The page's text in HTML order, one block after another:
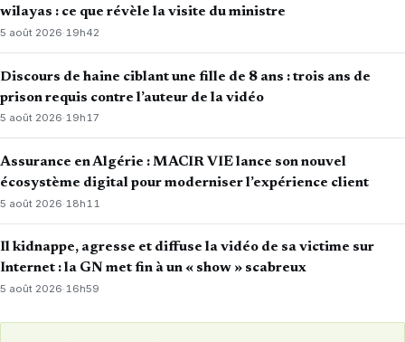
wilayas : ce que révèle la visite du ministre
5 août 2026·19h42
Discours de haine ciblant une fille de 8 ans : trois ans de
prison requis contre l’auteur de la vidéo
5 août 2026·19h17
Assurance en Algérie : MACIR VIE lance son nouvel
écosystème digital pour moderniser l’expérience client
5 août 2026·18h11
Il kidnappe, agresse et diffuse la vidéo de sa victime sur
Internet : la GN met fin à un « show » scabreux
5 août 2026·16h59